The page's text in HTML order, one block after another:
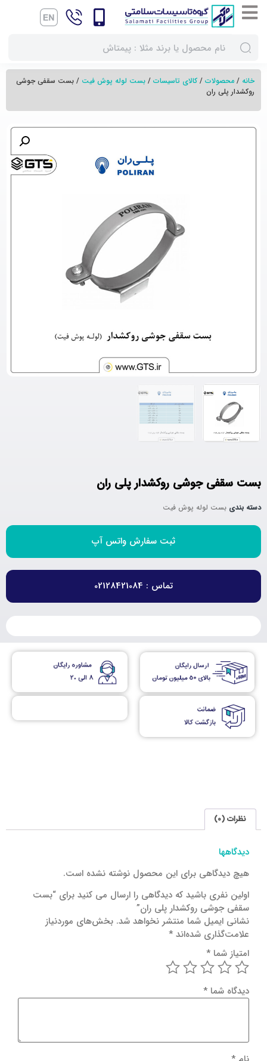
خانه / محصولات / کالای تاسیسات / بست لوله پوش فیت / بست سقفی جوشی
روکشدار پلی ران
بست سقفی جوشی روکشدار پلی ران
دسته بندی بست لوله پوش فیت
ثبت سفارش واتس آپ
تماس : 02128421084
نظرات (0)
دیدگاهها
هیچ دیدگاهی برای این محصول نوشته نشده است.
اولین نفری باشید که دیدگاهی را ارسال می کنید برای “بست
سقفی جوشی روکشدار پلی ران”
نشانی ایمیل شما منتشر نخواهد شد. بخش‌های موردنیاز
علامت‌گذاری شده‌اند *
امتیاز شما *
دیدگاه شما *